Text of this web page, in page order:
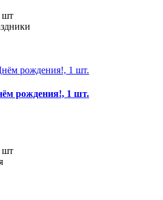
шт
рождения!, 1 шт.
шт